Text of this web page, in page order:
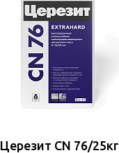
Церезит CN 76/25кг